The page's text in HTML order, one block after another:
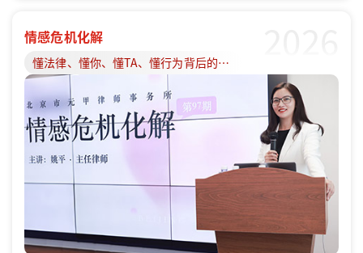
情感危机化解
懂法律、懂你、懂TA、懂行为背后的原因